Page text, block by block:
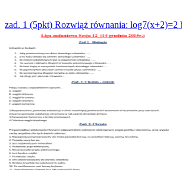
zad. 1 (5pkt) Rozwiąż równania: log7(x+2)=2